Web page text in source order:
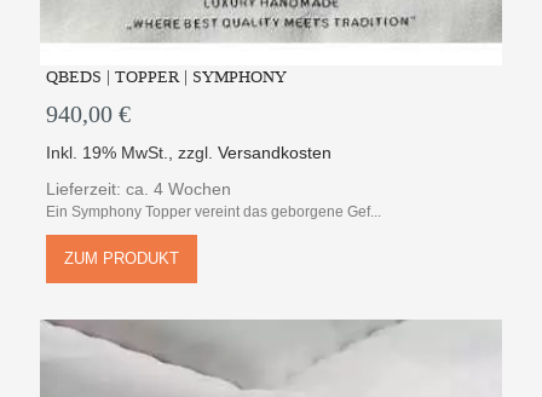
QBEDS | TOPPER | SYMPHONY
940,00 €
Inkl. 19% MwSt. ,zzgl.Versandkosten
Lieferzeit: ca. 4 Wochen
Ein Symphony Topper vereint das geborgene Gef...
ZUM PRODUKT